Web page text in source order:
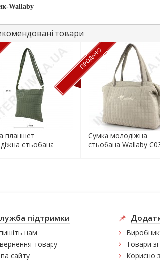
Wallaby
товари
планшет
стьобана
ПРОДАНО
Сумка молодіжна
стьобана Wallaby
підтримки
нам
товару
сайту
Товари
Корисно